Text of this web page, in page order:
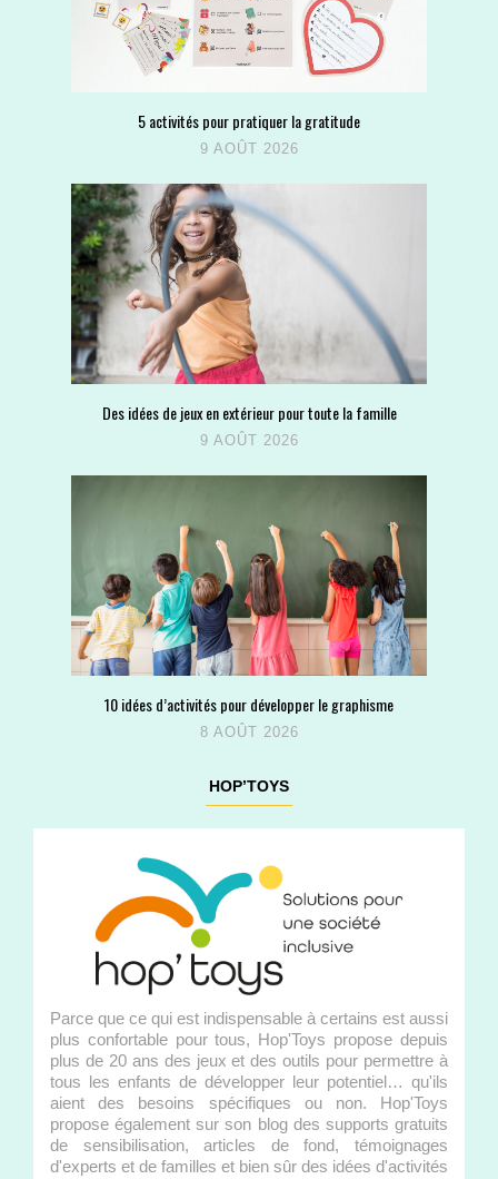
5 activités pour pratiquer la gratitude
9 AOÛT 2026
Des idées de jeux en extérieur pour toute la famille
9 AOÛT 2026
10 idées d’activités pour développer le graphisme
8 AOÛT 2026
HOP’TOYS
Parce que ce qui est indispensable à certains est aussi
plus confortable pour tous, Hop'Toys propose depuis
plus de 20 ans des jeux et des outils pour permettre à
tous les enfants de développer leur potentiel… qu'ils
aient des besoins spécifiques ou non. Hop'Toys
propose également sur son blog des supports gratuits
de sensibilisation, articles de fond, témoignages
d'experts et de familles et bien sûr des idées d'activités